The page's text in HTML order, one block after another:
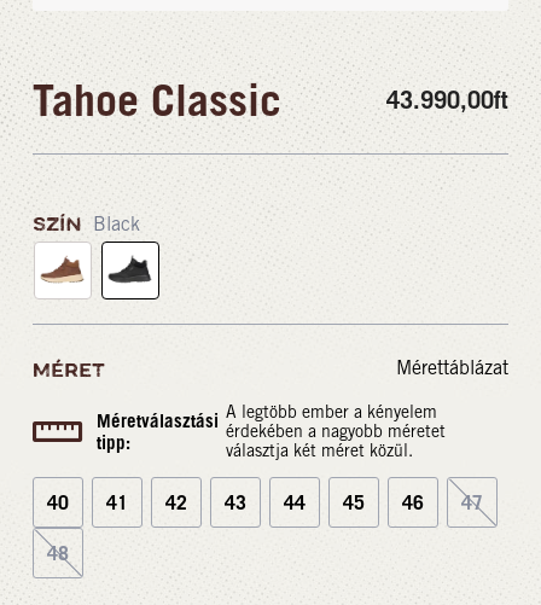
Tahoe Classic 43.990,00ft
SZÍN Black
MÉRET Mérettáblázat
Méretválasztási
tipp:
A legtöbb ember a kényelem
érdekében a nagyobb méretet
választja két méret közül.
40 41 42 43 44 45 46 47
48